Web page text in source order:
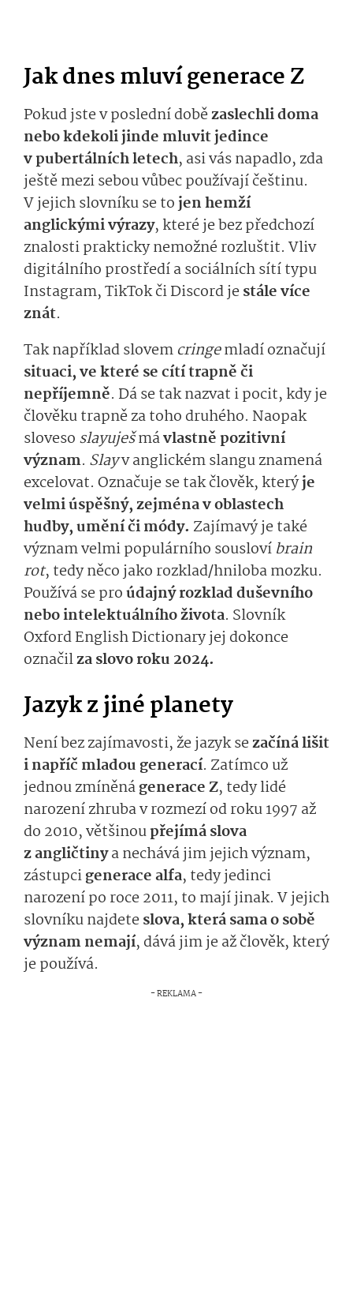
Jak dnes mluví generace Z
Pokud jste v poslední dobězaslechli doma
nebo kdekoli jinde mluvit jedince
v pubertálních letech, asi vás napadlo, zda
ještě mezi sebou vůbec používají češtinu.
V jejich slovníku se tojen hemží
anglickými výrazy, které je bez předchozí
znalosti prakticky nemožné rozluštit. Vliv
digitálního prostředí a sociálních sítí typu
Instagram, TikTok či Discord jestále více
znát.
Tak například slovem cringemladí označují
situaci, ve které se cítí trapně či
nepříjemně. Dá se tak nazvat i pocit, kdy je
člověku trapně za toho druhého. Naopak
sloveso slayuješmávlastně pozitivní
význam. Slayv anglickém slangu znamená
excelovat. Označuje se tak člověk, kterýje
velmi úspěšný, zejména v oblastech
hudby, umění či módy. Zajímavý je také
význam velmi populárního sousloví brain
rot, tedy něco jako rozklad/hniloba mozku.
Používá se proúdajný rozklad duševního
nebo intelektuálního života. Slovník
Oxford English Dictionary jej dokonce
označilza slovo roku 2024.
Jazyk z jiné planety
Není bez zajímavosti, že jazyk sezačíná lišit
i napříč mladou generací. Zatímco už
jednou zmíněnágenerace Z, tedy lidé
narození zhruba v rozmezí od roku 1997 až
do 2010, většinoupřejímá slova
z angličtinya nechává jim jejich význam,
zástupcigenerace alfa, tedy jedinci
narození po roce 2011, to mají jinak. V jejich
slovníku najdeteslova, která sama o sobě
význam nemají, dává jim je až člověk, který
je používá.